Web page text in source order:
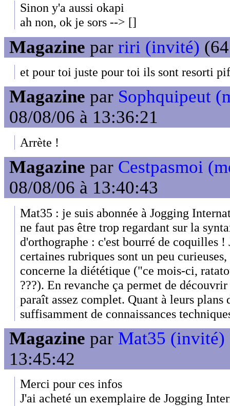
Sinon y'a aussi okapi
ah non, ok je sors --> []
Magazine par riri (invité)
et pour toi juste pour toi ils sont resorti
Magazine par Sophquipeut
08/08/06 à 13:36:21
Arrète !
Magazine par Cestpasmoi
08/08/06 à 13:40:43
Mat35 : je suis abonnée à Jogging
ne faut pas être trop regardant sur la
d'orthographe : c'est bourré de coquilles !
certaines rubriques sont un peu
concerne la diététique ("ce mois-ci,
???). En revanche ça permet de
paraît assez complet. Quant à leurs plans
suffisamment de connaissances
Magazine par Mat35 (invité)
13:45:42
Merci pour ces infos
J'ai acheté un exemplaire de Jogging